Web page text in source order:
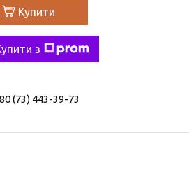
Купити
з
(73) 443-39-73